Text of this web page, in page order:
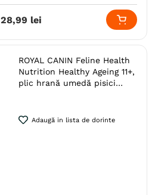
Sac
28,99 lei
ROYAL CANIN Feline Health
Nutrition Healthy Ageing 11+,
plic hrană umedă pisici
Adaugă in lista de dorinte